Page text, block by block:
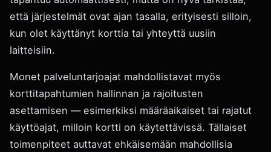
että järjestelmät ovat ajan tasalla, erityisesti silloin,
kun olet käyttänyt korttia tai yhteyttä uusiin
laitteisiin.
Monet palveluntarjoajat mahdollistavat myös
korttitapahtumien hallinnan ja rajoitusten
asettamisen — esimerkiksi määräaikaiset tai rajatut
käyttöajat, milloin kortti on käytettävissä. Tällaiset
toimenpiteet auttavat ehkäisemään mahdollisia